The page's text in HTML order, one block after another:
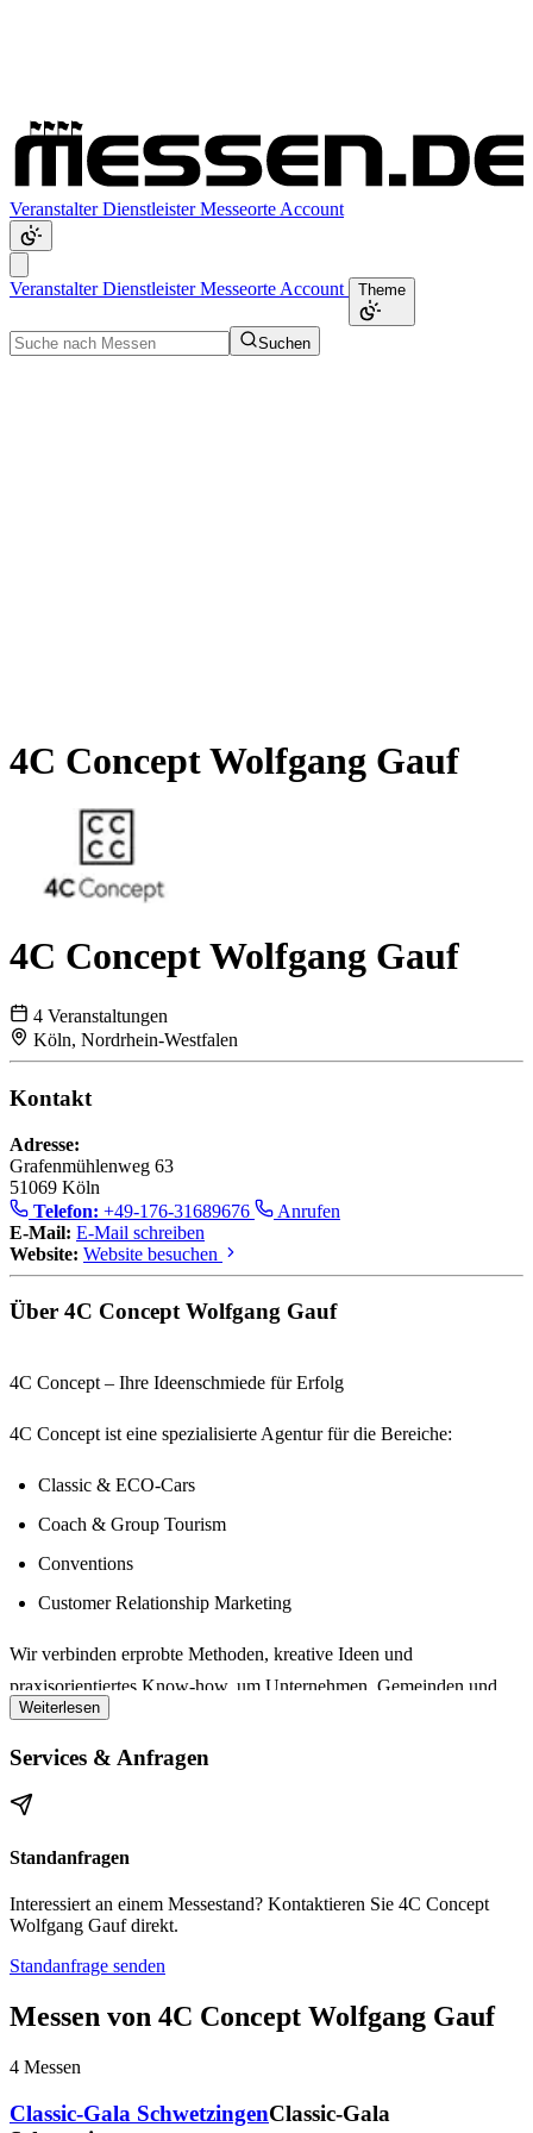
VeranstalterDienstleisterMesseorte Account
VeranstalterDienstleisterMesseorte Account Theme
Suchen
4C Concept Wolfgang Gauf
4C Concept Wolfgang Gauf
4 Veranstaltungen
Köln, Nordrhein-Westfalen
Kontakt
Adresse:
Grafenmühlenweg 63
51069 Köln
Telefon: +49-176-31689676
Anrufen
E-Mail: E-Mail schreiben
Website: Website besuchen
Über 4C Concept Wolfgang Gauf
4C Concept – Ihre Ideenschmiede für Erfolg
4C Concept ist eine spezialisierte Agentur für die Bereiche:
Classic & ECO-Cars
Coach & Group Tourism
Conventions
Customer Relationship Marketing
Wir verbinden erprobte Methoden, kreative Ideen und
praxisorientiertes Know-how, um Unternehmen, Gemeinden und
Organisationen zu messbaren Erfolgen zu führen.
Unsere Leistungen
Analysenfür Ihre Performance in den 4C-Bereichen
Projektleitung: Erfahrene Experten planen und führen Ihre
Veranstaltung erfolgreich durch
Innovative Lösungen
Unternehmensprozesse
Umsetzung Ihrer individuellen Ziele
Weiterlesen
Services & Anfragen
Standanfragen
Interessiert an einem Messestand? Kontaktieren Sie 4C Concept
Wolfgang Gauf direkt.
Standanfrage senden
Messen von 4C Concept Wolfgang Gauf
4 Messen
Classic-Gala SchwetzingenClassic-Gala